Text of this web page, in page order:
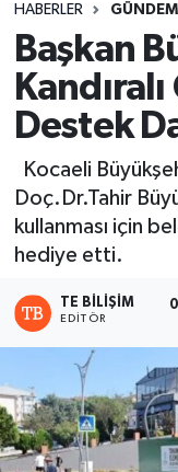
HABERLER GÜNDEM
Başkan
Destek
Kocaeli
Doç.Dr.Tahir
kullanması için
hediye etti.
TE BILIŞIM
EDITÖR